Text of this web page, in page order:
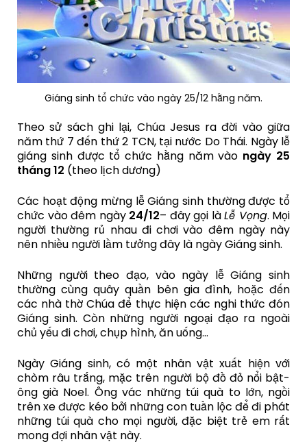
Giáng sinh tổ chức vào ngày 25/12 hằng năm.
Theo sử sách ghi lại, Chúa Jesus ra đời vào giữa
năm thứ 7 đến thứ 2 TCN, tại nước Do Thái. Ngày lễ
giáng sinh được tổ chức hằng năm vào ngày 25
tháng 12 (theo lịch dương)
Các hoạt động mừng lễ Giáng sinh thường được tổ
chức vào đêm ngày 24/12– đây gọi làLễ Vọng. Mọi
người thường rủ nhau đi chơi vào đêm ngày này
nên nhiều người lầm tưởng đây là ngày Giáng sinh.
Những người theo đạo, vào ngày lễ Giáng sinh
thường cùng quây quần bên gia đình, hoặc đến
các nhà thờ Chúa để thực hiện các nghi thức đón
Giáng sinh. Còn những người ngoại đạo ra ngoài
chủ yếu đi chơi, chụp hình, ăn uống…
Ngày Giáng sinh, có một nhân vật xuất hiện với
chòm râu trắng, mặc trên người bộ đồ đỏ nổi bật-
ông già Noel. Ông vác những túi quà to lớn, ngồi
trên xe được kéo bởi những con tuần lộc để đi phát
những túi quà cho mọi người, đặc biệt trẻ em rất
mong đợi nhân vật này.